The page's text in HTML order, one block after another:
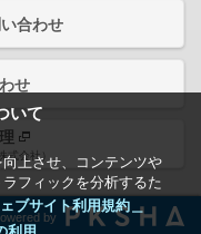
いて
上させ、コンテンツや
フィックを分析するた
ブサイト利用規約＿
合わせ
せ
式会社）
by